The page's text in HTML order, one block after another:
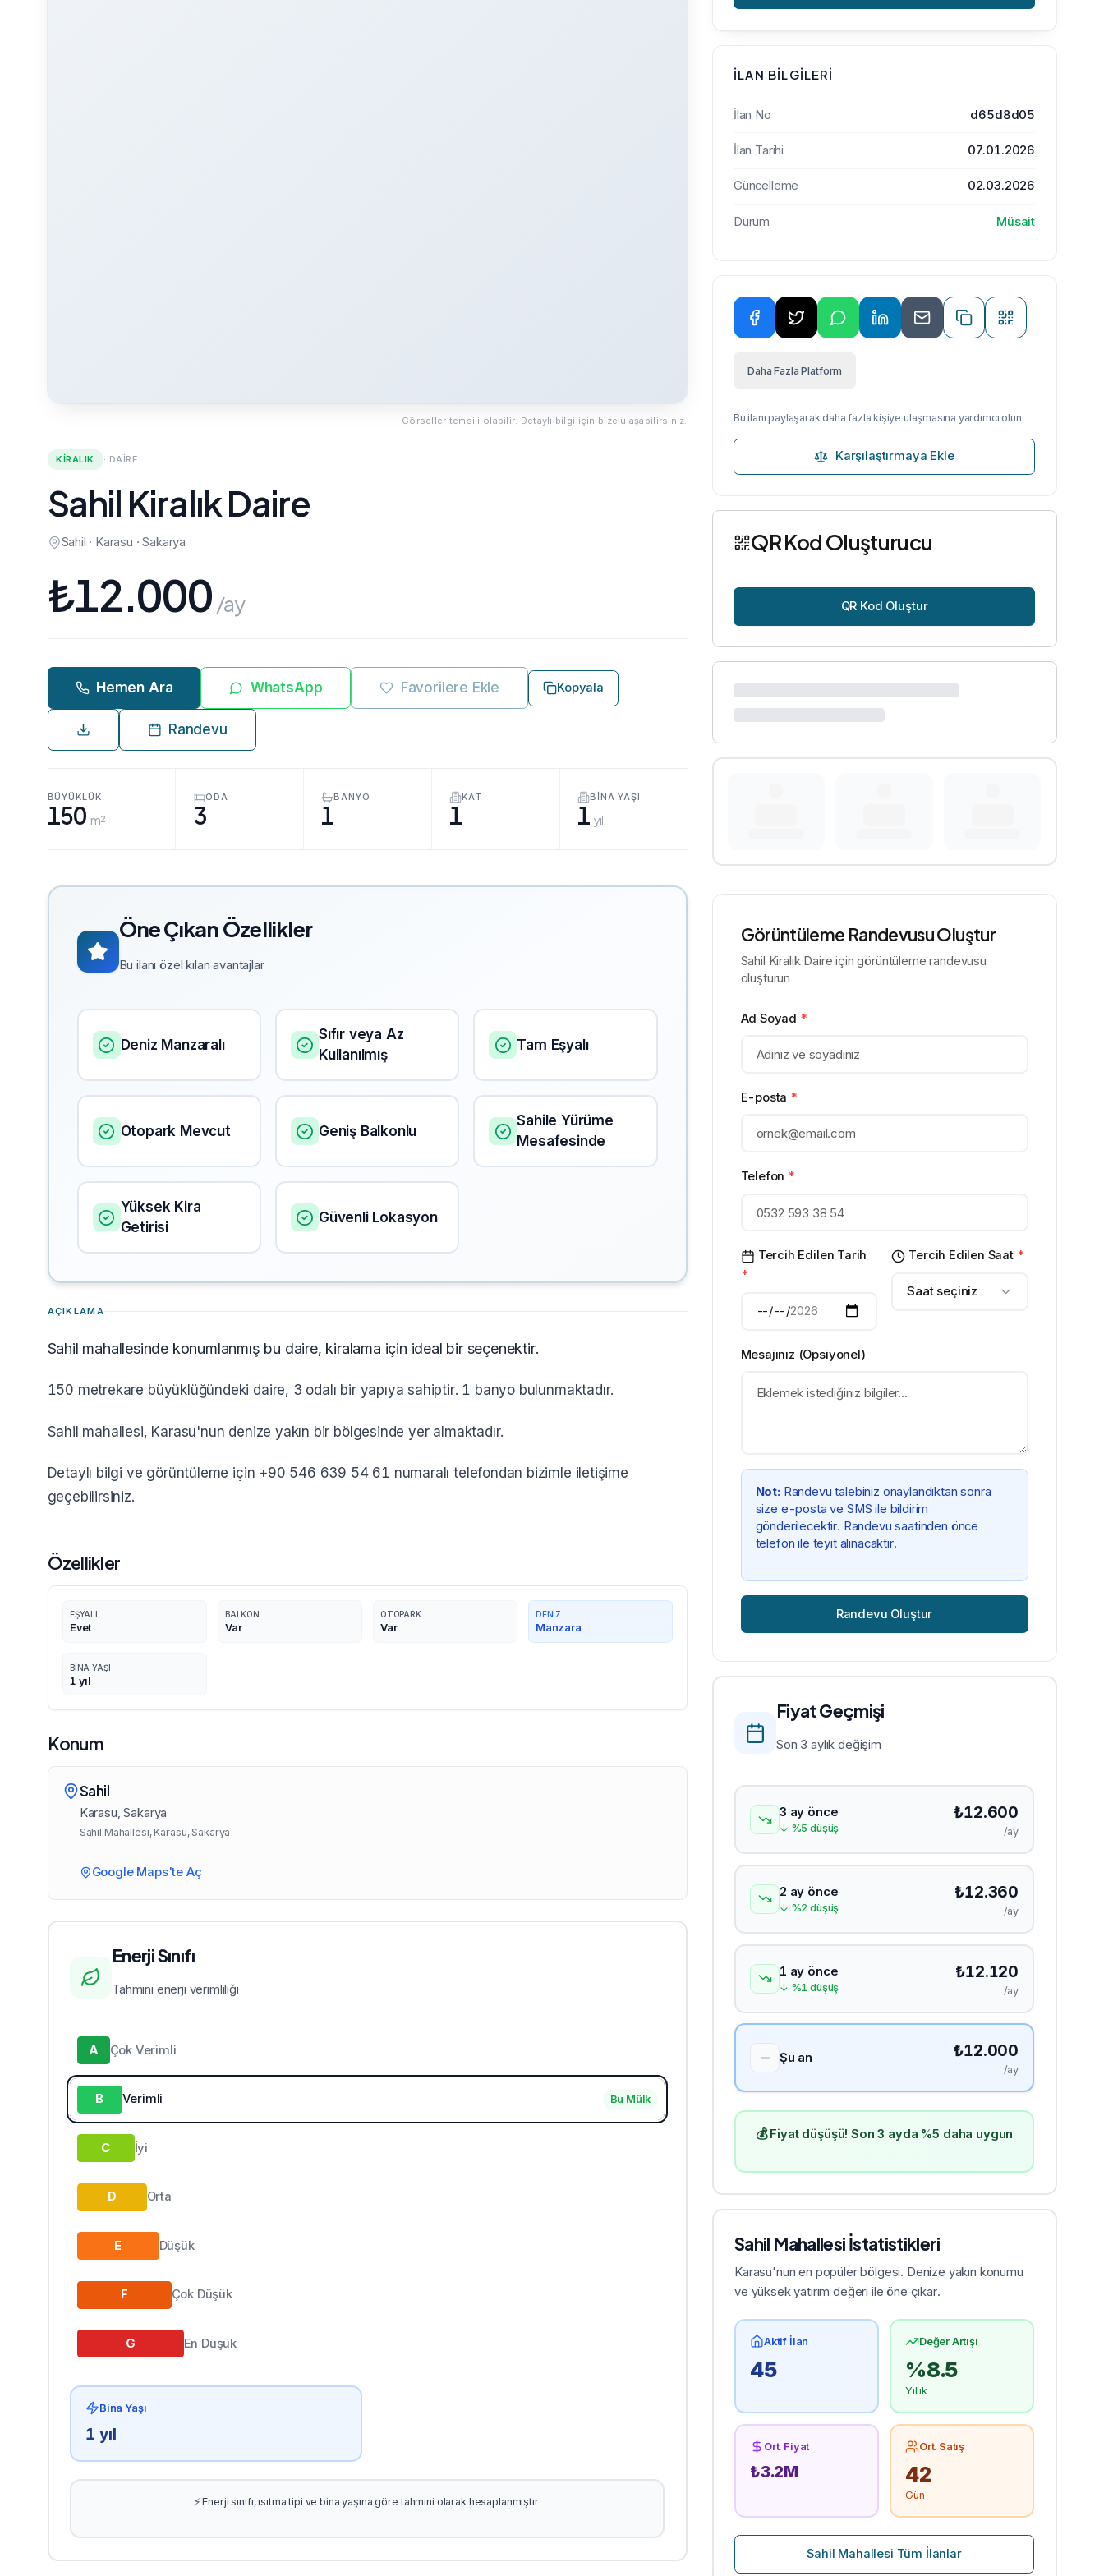
Görseller temsili olabilir. Detaylı bilgi için bize ulaşabilirsiniz.
KIRALIK · DAIRE
Sahil Kiralık Daire
Sahil · Karasu · Sakarya
₺12.000 /ay
Hemen Ara WhatsApp Favorilere Ekle Kopyala
Randevu
BÜYÜKLÜK
150 m²
ODA
3
BANYO
1
KAT
1
BINA YAŞI
1 yıl
Öne Çıkan Özellikler
Bu ilanı özel kılan avantajlar
Deniz Manzaralı
Sıfır veya Az
Kullanılmış
Tam Eşyalı
Otopark Mevcut Geniş Balkonlu
Sahile Yürüme
Mesafesinde
Yüksek Kira
Getirisi
Güvenli Lokasyon
AÇIKLAMA
Sahil mahallesinde konumlanmış bu daire, kiralama için ideal bir seçenektir.
150 metrekare büyüklüğündeki daire, 3 odalı bir yapıya sahiptir. 1 banyo bulunmaktadır.
Sahil mahallesi, Karasu'nun denize yakın bir bölgesinde yer almaktadır.
Detaylı bilgi ve görüntüleme için +90 546 639 54 61 numaralı telefondan bizimle iletişime
geçebilirsiniz.
Özellikler
EŞYALI
Evet
BALKON
Var
OTOPARK
Var
DENIZ
Manzara
BINA YAŞI
1 yıl
Konum
Sahil
Karasu, Sakarya
Sahil Mahallesi, Karasu, Sakarya
Google Maps'te Aç
Enerji Sınıfı
Tahmini enerji verimliliği
A Çok Verimli
B Verimli Bu Mülk
C İyi
D Orta
E Düşük
F Çok Düşük
G En Düşük
Bina Yaşı
1 yıl
⚡ Enerji sınıfı, ısıtma tipi ve bina yaşına göre tahmini olarak hesaplanmıştır.
İLAN BILGILERI
İlan No d65d8d05
İlan Tarihi 07.01.2026
Güncelleme 02.03.2026
Durum Müsait
Daha Fazla Platform
Bu ilanı paylaşarak daha fazla kişiye ulaşmasına yardımcı olun
Karşılaştırmaya Ekle
QR Kod Oluşturucu
QR Kod Oluştur
Görüntüleme Randevusu Oluştur
Sahil Kiralık Daire için görüntüleme randevusu
oluşturun
Ad Soyad *
E-posta *
Telefon *
Tercih Edilen Tarih
*
Tercih Edilen Saat *
Saat seçiniz
Mesajınız (Opsiyonel)
Not: Randevu talebiniz onaylandıktan sonra
size e-posta ve SMS ile bildirim
gönderilecektir. Randevu saatinden önce
telefon ile teyit alınacaktır.
Randevu Oluştur
Fiyat Geçmişi
Son 3 aylık değişim
3 ay önce
↓ %5 düşüş
₺12.600
/ay
2 ay önce
↓ %2 düşüş
₺12.360
/ay
1 ay önce
↓ %1 düşüş
₺12.120
/ay
Şu an ₺12.000
/ay
💰 Fiyat düşüşü! Son 3 ayda %5 daha uygun
Sahil Mahallesi İstatistikleri
Karasu'nun en popüler bölgesi. Denize yakın konumu
ve yüksek yatırım değeri ile öne çıkar.
Aktif İlan
45
Değer Artışı
%8.5
Yıllık
Ort. Fiyat
₺3.2M
Ort. Satış
42
Gün
Sahil Mahallesi Tüm İlanlar